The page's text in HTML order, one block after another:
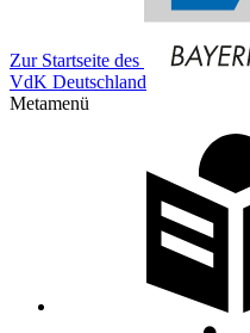
Zur Startseite des
VdK Deutschland
Metamenü